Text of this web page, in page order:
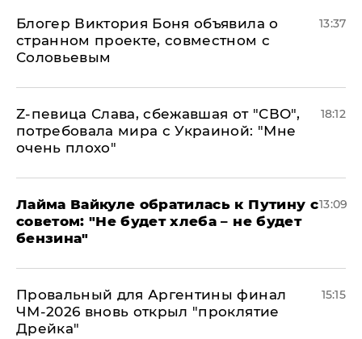
Блогер Виктория Боня объявила о
странном проекте, совместном с
Соловьевым
13:37
Z-певица Слава, сбежавшая от "СВО",
потребовала мира с Украиной: "Мне
очень плохо"
18:12
Лайма Вайкуле обратилась к Путину с
советом: "Не будет хлеба – не будет
бензина"
13:09
Провальный для Аргентины финал
ЧМ-2026 вновь открыл "проклятие
Дрейка"
15:15